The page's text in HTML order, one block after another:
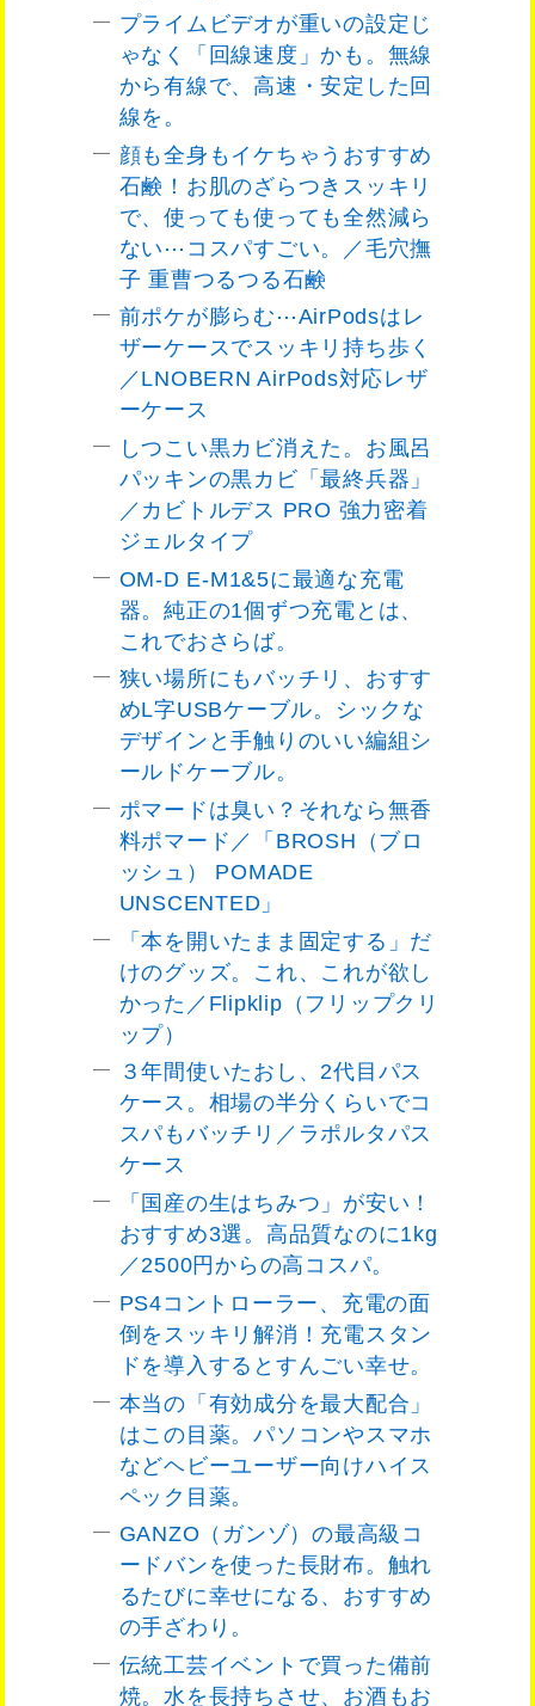
プライムビデオが重いの設定じ
ゃなく「回線速度」かも。無線
から有線で、高速・安定した回
線を。
顔も全身もイケちゃうおすすめ
石鹸！お肌のざらつきスッキリ
で、使っても使っても全然減ら
ない⋯コスパすごい。／毛穴撫
子 重曹つるつる石鹸
前ポケが膨らむ⋯AirPodsはレ
ザーケースでスッキリ持ち歩く
／LNOBERN AirPods対応レザ
ーケース
しつこい黒カビ消えた。お風呂
パッキンの黒カビ「最終兵器」
／カビトルデス PRO 強力密着
ジェルタイプ
OM-D E-M1&5に最適な充電
器。純正の1個ずつ充電とは、
これでおさらば。
狭い場所にもバッチリ、おすす
めL字USBケーブル。シックな
デザインと手触りのいい編組シ
ールドケーブル。
ポマードは臭い？それなら無香
料ポマード／「BROSH（ブロ
ッシュ） POMADE
UNSCENTED」
「本を開いたまま固定する」だ
けのグッズ。これ、これが欲し
かった／Flipklip（フリップクリ
ップ）
３年間使いたおし、2代目パス
ケース。相場の半分くらいでコ
スパもバッチリ／ラポルタパス
ケース
「国産の生はちみつ」が安い！
おすすめ3選。高品質なのに1kg
／2500円からの高コスパ。
PS4コントローラー、充電の面
倒をスッキリ解消！充電スタン
ドを導入するとすんごい幸せ。
本当の「有効成分を最大配合」
はこの目薬。パソコンやスマホ
などヘビーユーザー向けハイス
ペック目薬。
GANZO（ガンゾ）の最高級コ
ードバンを使った長財布。触れ
るたびに幸せになる、おすすめ
の手ざわり。
伝統工芸イベントで買った備前
焼。水を長持ちさせ、お酒もお